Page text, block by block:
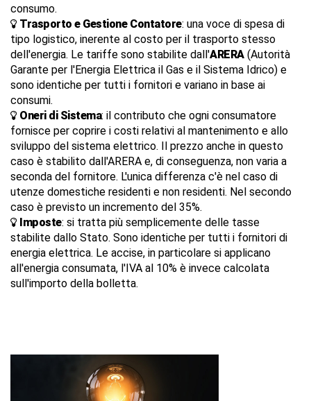
consumo.
Trasporto e Gestione Contatore: una voce di spesa di
tipo logistico, inerente al costo per il trasporto stesso
dell'energia. Le tariffe sono stabilite dall'ARERA(Autorità
Garante per l'Energia Elettrica il Gas e il Sistema Idrico) e
sono identiche per tutti i fornitori e variano in base ai
consumi.
Oneri di Sistema: il contributo che ogni consumatore
fornisce per coprire i costi relativi al mantenimento e allo
sviluppo del sistema elettrico. Il prezzo anche in questo
caso è stabilito dall'ARERA e, di conseguenza, non varia a
seconda del fornitore. L'unica differenza c'è nel caso di
utenze domestiche residenti e non residenti. Nel secondo
caso è previsto un incremento del 35%.
Imposte: si tratta più semplicemente delle tasse
stabilite dallo Stato. Sono identiche per tutti i fornitori di
energia elettrica. Le accise, in particolare si applicano
all'energia consumata, l'IVA al 10% è invece calcolata
sull'importo della bolletta.